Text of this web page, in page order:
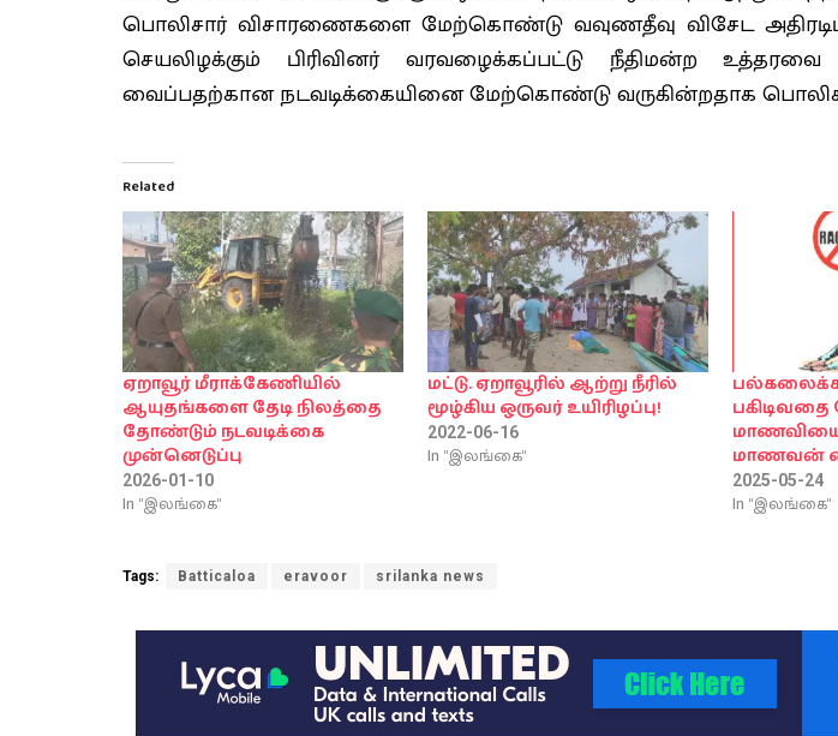
பொலிசார் விசாரணைகளை மேற்கொண்டு வவுணதீவு விசேட
செயலிழக்கும் பிரிவினர் வரவழைக்கப்பட்டு நீதிமன்ற
வைப்பதற்கான நடவடிக்கையினை மேற்கொண்டு வருகின்றதாக
Related
ஏறாவூர் மீராக்கேணியில்
ஆயுதங்களை தேடி நிலத்தை
தோண்டும் நடவடிக்கை
முன்னெடுப்பு
2026-01-10
In "இலங்கை"
மட்டு. ஏறாவூரில் ஆற்று நீரில்
மூழ்கிய ஒருவர் உயிரிழப்பு!
2022-06-16
In "இலங்கை"
மாணவியை
மாணவன்
2025-05-24
In "இலங்கை"
Tags: Batticaloa eravoor srilanka news